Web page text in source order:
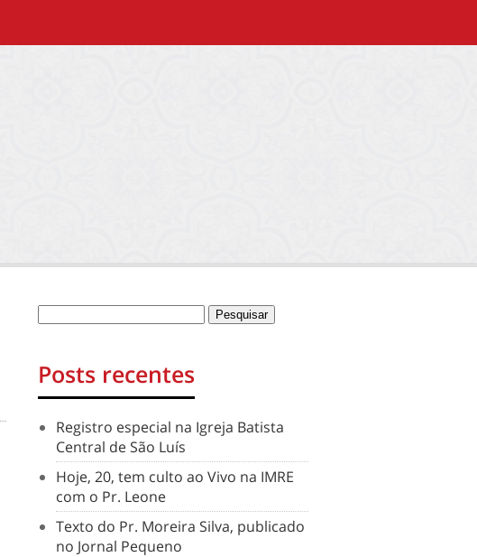
Posts recentes
Registro especial na Igreja Batista
Central de São Luís
Hoje, 20, tem culto ao Vivo na IMRE
com o Pr. Leone
Texto do Pr. Moreira Silva, publicado
no Jornal Pequeno